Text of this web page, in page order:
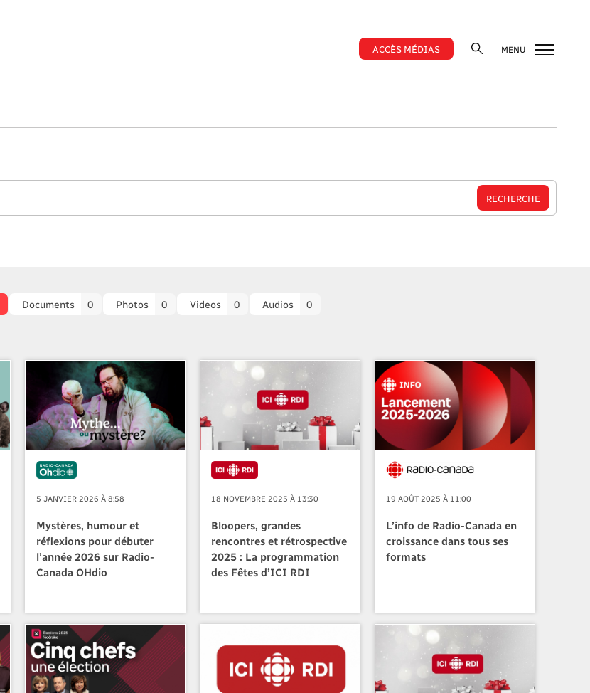
ACCÈS MÉDIAS MENU
Documents 0 Photos 0 Videos 0 Audios 0
5 JANVIER 2026 À 8:58
Mystères, humour et
réflexions pour débuter
l’année 2026 sur Radio-
Canada OHdio
18 NOVEMBRE 2025 À 13:30
Bloopers, grandes
rencontres et rétrospective
2025 : La programmation
des Fêtes d’ICI RDI
19 AOÛT 2025 À 11:00
L’info de Radio-Canada en
croissance dans tous ses
formats